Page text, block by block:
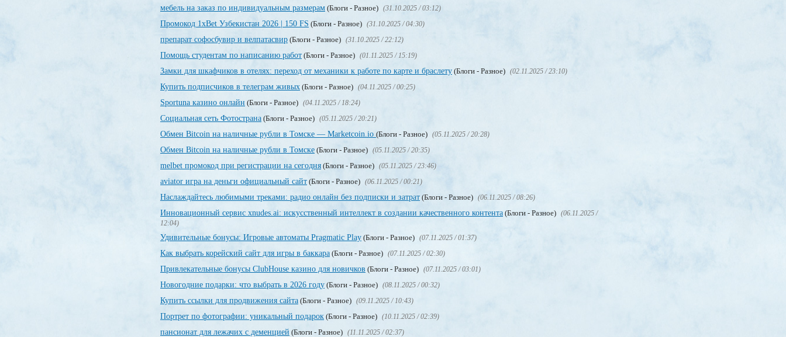
мебель на заказ по индивидуальным размерам (Блоги - Разное) (31.10.2025 / 03:12)
Промокод 1xBet Узбекистан 2026 | 150 FS (Блоги - Разное) (31.10.2025 / 04:30)
препарат софосбувир и велпатасвир (Блоги - Разное) (31.10.2025 / 22:12)
Помощь студентам по написанию работ (Блоги - Разное) (01.11.2025 / 15:19)
Замки для шкафчиков в отелях: переход от механики к работе по карте и браслету (Блоги - Разное) (02.11.2025 / 23:10)
Купить подписчиков в телеграм живых (Блоги - Разное) (04.11.2025 / 00:25)
Sportuna казино онлайн (Блоги - Разное) (04.11.2025 / 18:24)
Социальная сеть Фотострана (Блоги - Разное) (05.11.2025 / 20:21)
Обмен Bitcoin на наличные рубли в Томске — Marketcoin.io (Блоги - Разное) (05.11.2025 / 20:28)
Обмен Bitcoin на наличные рубли в Томске (Блоги - Разное) (05.11.2025 / 20:35)
melbet промокод при регистрации на сегодня (Блоги - Разное) (05.11.2025 / 23:46)
aviator игра на деньги официальный сайт (Блоги - Разное) (06.11.2025 / 00:21)
Наслаждайтесь любимыми треками: радио онлайн без подписки и затрат (Блоги - Разное) (06.11.2025 / 08:26)
Инновационный сервис xnudes.ai: искусственный интеллект в создании качественного контента (Блоги - Разное) (06.11.2025 /
12:04)
Удивительные бонусы: Игровые автоматы Pragmatic Play (Блоги - Разное) (07.11.2025 / 01:37)
Как выбрать корейский сайт для игры в баккара (Блоги - Разное) (07.11.2025 / 02:30)
Привлекательные бонусы ClubHouse казино для новичков (Блоги - Разное) (07.11.2025 / 03:01)
Новогодние подарки: что выбрать в 2026 году (Блоги - Разное) (08.11.2025 / 00:32)
Купить ссылки для продвижения сайта (Блоги - Разное) (09.11.2025 / 10:43)
Портрет по фотографии: уникальный подарок (Блоги - Разное) (10.11.2025 / 02:39)
пансионат для лежачих с деменцией (Блоги - Разное) (11.11.2025 / 02:37)